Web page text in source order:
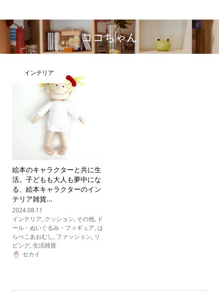
ココちゃん
インテリア
絵本のキャラクターと共に生
活。子どもも大人も夢中にな
る、絵本キャラクターのイン
テリア雑貨...
2024.08.11
インテリア, クッション, その他, ド
ール・ぬいぐるみ・フィギュア, は
らぺこあおむし, ファッション, リ
ビング,生活雑貨
セカイ